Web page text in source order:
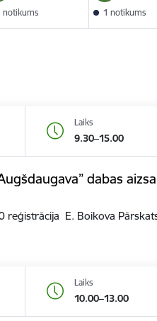
notikums 1 notikums
Laiks
9.30–15.00
dabas
reģistrācija E. Boikova
Laiks
10.00–13.00